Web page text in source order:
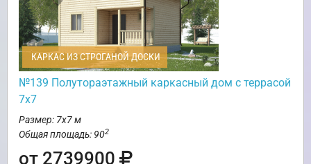
КАРКАС ИЗ СТРОГАНОЙ ДОСКИ
№139 Полутораэтажный каркасный дом с террасой
7х7
Размер: 7х7 м
Общая площадь: 902
от 2739900